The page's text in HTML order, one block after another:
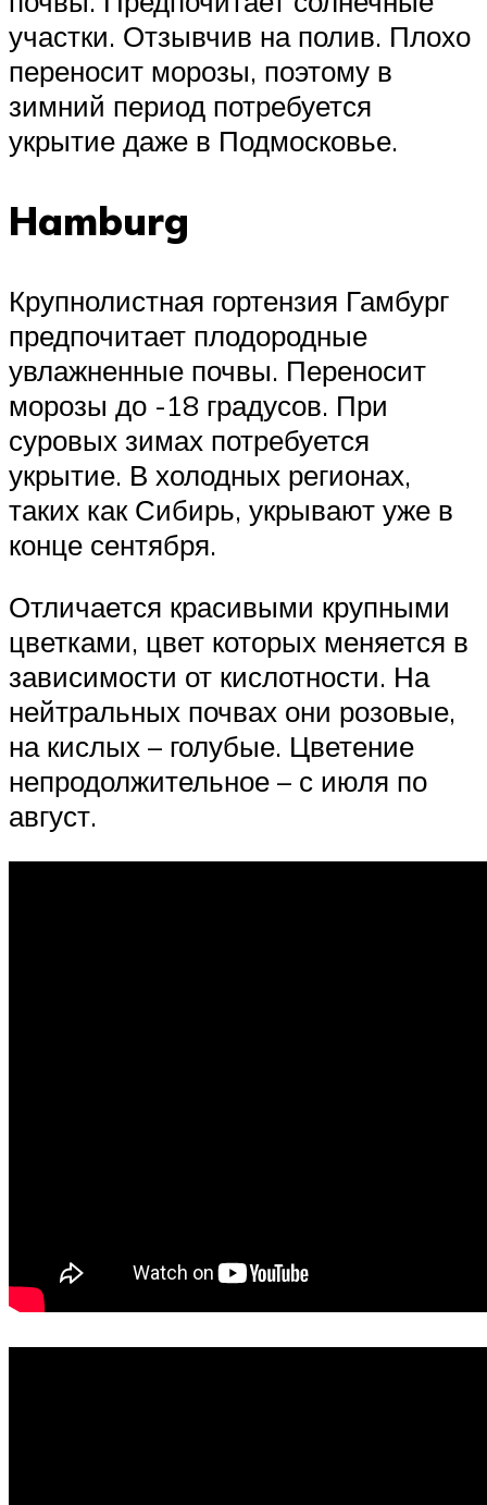
участки. Отзывчив на полив. Плохо
переносит морозы, поэтому в
зимний период потребуется
укрытие даже в Подмосковье.
Hamburg
Крупнолистная гортензия Гамбург
предпочитает плодородные
увлажненные почвы. Переносит
морозы до -18 градусов. При
суровых зимах потребуется
укрытие. В холодных регионах,
таких как Сибирь, укрывают уже в
конце сентября.
Отличается красивыми крупными
цветками, цвет которых меняется в
зависимости от кислотности. На
нейтральных почвах они розовые,
на кислых – голубые. Цветение
непродолжительное – с июля по
август.